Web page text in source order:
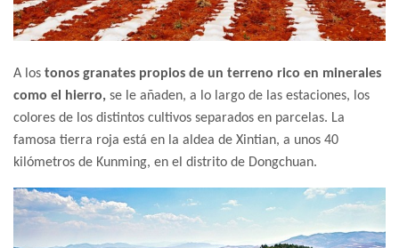
A los tonos granates propios de un terreno rico en minerales
como el hierro, se le añaden, a lo largo de las estaciones, los
colores de los distintos cultivos separados en parcelas. La
famosa tierra roja está en la aldea de Xintian, a unos 40
kilómetros de Kunming, en el distrito de Dongchuan.